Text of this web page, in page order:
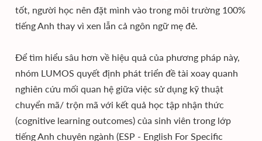
tốt, người học nên đặt mình vào trong môi trường 100%
tiếng Anh thay vì xen lẫn cả ngôn ngữ mẹ đẻ.
Để tìm hiểu sâu hơn về hiệu quả của phương pháp này,
nhóm LUMOS quyết định phát triển đề tài xoay quanh
nghiên cứu mối quan hệ giữa việc sử dụng kỹ thuật
chuyển mã/ trộn mã với kết quả học tập nhận thức
(cognitive learning outcomes) của sinh viên trong lớp
tiếng Anh chuyên ngành (ESP - English For Specific